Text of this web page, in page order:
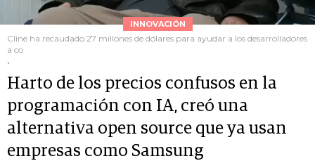
INNOVACIÓN
Cline ha recaudado 27 millones de dólares para ayudar a los desarrolladores
a co
.
Harto de los precios confusos en la
programación con IA, creó una
alternativa open source que ya usan
empresas como Samsung